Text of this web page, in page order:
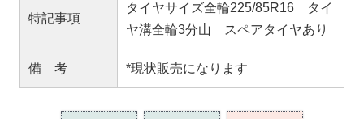
特記事項
タイヤサイズ全輪225/85R16 タイ
ヤ溝全輪3分山 スペアタイヤあり
備 考 *現状販売になります